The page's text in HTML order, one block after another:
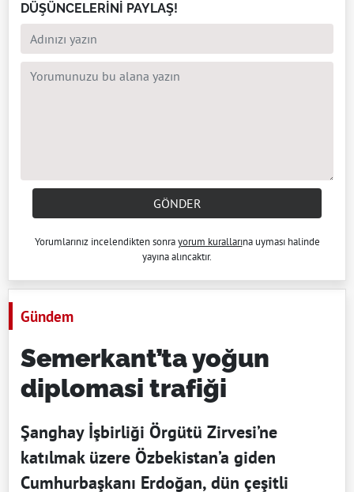
DÜŞÜNCELERİNİ PAYLAŞ!
GÖNDER
Yorumlarınız incelendikten sonrayorum kurallarına uyması halinde
yayına alıncaktır.
Gündem
Semerkant’ta yoğun
diplomasi trafiği
Şanghay İşbirliği Örgütü Zirvesi’ne
katılmak üzere Özbekistan’a giden
Cumhurbaşkanı Erdoğan, dün çeşitli